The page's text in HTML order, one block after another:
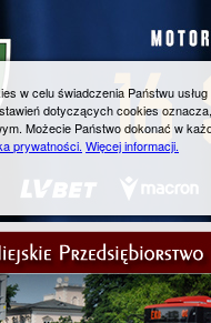
w celu świadczenia Państwu
dotyczących cookies
Możecie Państwo dokonać w
prywatności. Więcej informacji.